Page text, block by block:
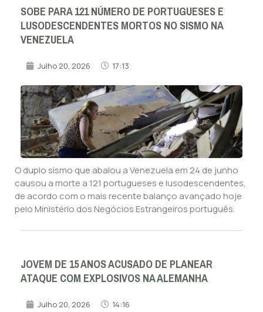
SOBE PARA 121 NÚMERO DE PORTUGUESES E
LUSODESCENDENTES MORTOS NO SISMO NA
VENEZUELA
Julho 20, 2026 17:13
O duplo sismo que abalou a Venezuela em 24 de junho
causou a morte a 121 portugueses e lusodescendentes,
de acordo com o mais recente balanço avançado hoje
pelo Ministério dos Negócios Estrangeiros português.
JOVEM DE 15 ANOS ACUSADO DE PLANEAR
ATAQUE COM EXPLOSIVOS NA ALEMANHA
Julho 20, 2026 14:16